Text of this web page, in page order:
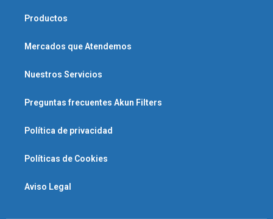
Productos
Mercados que Atendemos
Nuestros Servicios
Preguntas frecuentes Akun Filters
Política de privacidad
Políticas de Cookies
Aviso Legal